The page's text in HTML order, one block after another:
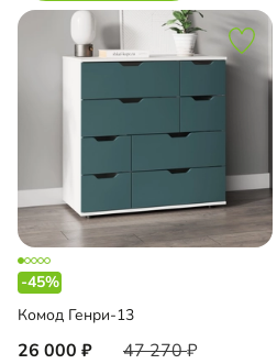
-45%
Комод Генри-13
26 000 47 270